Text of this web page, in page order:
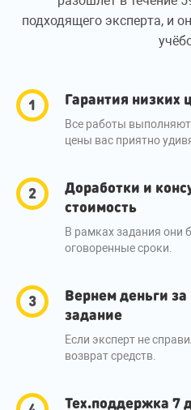
подходящего эксперта, и
Гарантия низких
Все работы
цены вас приятно
Доработки и
стоимость
В рамках задания они
оговоренные сроки.
Вернем деньги
задание
Если эксперт не
возврат средств.
Тех.поддержка 7